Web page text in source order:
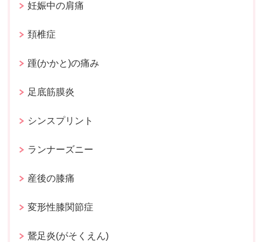
妊娠中の肩痛
頚椎症
踵(かかと)の痛み
足底筋膜炎
シンスプリント
ランナーズニー
産後の膝痛
変形性膝関節症
鵞足炎(がそくえん)